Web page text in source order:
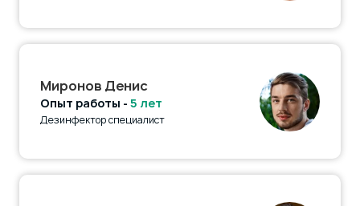
Миронов Денис
Опыт работы - 5 лет
Дезинфектор специалист